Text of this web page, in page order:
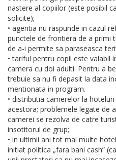
nastere al copiilor (este posibil
solicite);
• agentia nu raspunde in cazul
punctele de frontiera de a primi
de a-i permite sa paraseasca
• tariful pentru copil este valabil
camera cu doi adulti. Pentru a
trebuie sa nu fi depasit la data
mentionata in program.
• distributia camerelor la
acestora; problemele legate de
camerei se rezolva de catre
insotitorul de grup;
• in ultimii ani tot mai multe
initiat politica „fara bani cash”